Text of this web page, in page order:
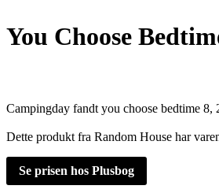
You Choose
Campingday fandt you choose bedtime
Dette produkt fra Random House har
Se prisen hos Plusbog